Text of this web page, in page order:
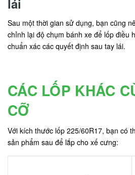
Sau một thời gian sử dụng, bạn cũng
chỉnh lại độ chụm bánh xe để lốp điều
chuẩn xác các quyết định sau tay lái.
CÁC LỐP KHÁC
CỠ
Với kích thước lốp 225/60R17, bạn có
sản phẩm sau để lắp cho xế cưng: